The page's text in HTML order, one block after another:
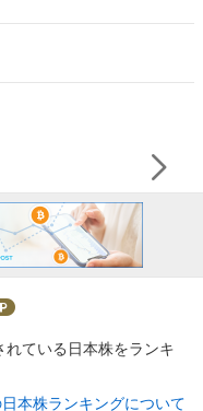
ている日本株をランキ
本株ランキングについて